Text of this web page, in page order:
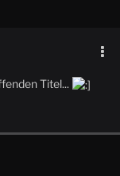
Titel...